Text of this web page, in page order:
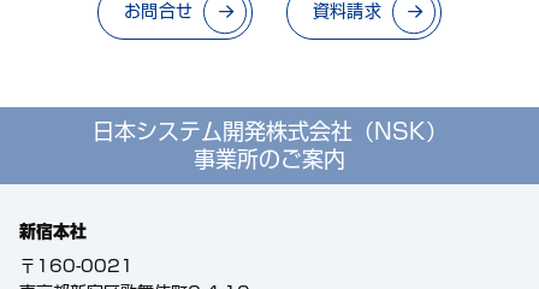
お問合せ 資料請求
日本システム開発株式会社（NSK）
事業所のご案内
新宿本社
〒160-0021